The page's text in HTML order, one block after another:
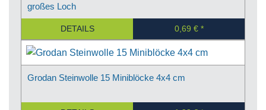
großes Loch
DETAILS 0,69 €
Grodan Steinwolle 15 Miniblöcke 4x4 cm